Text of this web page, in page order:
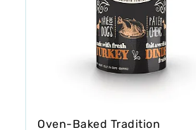
Oven-Baked Tradition